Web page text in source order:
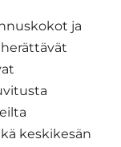
ja
keskikesän